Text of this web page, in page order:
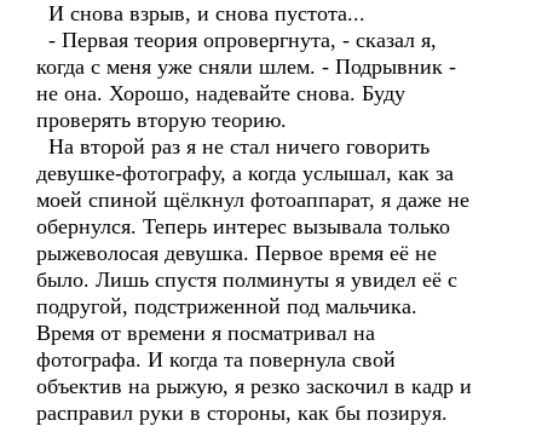
И снова взрыв, и снова пустота...
- Первая теория опровергнута, - сказал я,
когда с меня уже сняли шлем. - Подрывник -
не она. Хорошо, надевайте снова. Буду
проверять вторую теорию.
На второй раз я не стал ничего говорить
девушке-фотографу, а когда услышал, как за
моей спиной щёлкнул фотоаппарат, я даже не
обернулся. Теперь интерес вызывала только
рыжеволосая девушка. Первое время её не
было. Лишь спустя полминуты я увидел её с
подругой, подстриженной под мальчика.
Время от времени я посматривал на
фотографа. И когда та повернула свой
объектив на рыжую, я резко заскочил в кадр и
расправил руки в стороны, как бы позируя.